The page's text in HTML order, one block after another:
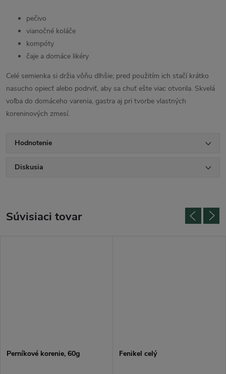
pečivo
vianočné koláče
kompóty
čaje a domáce likéry
Celé semienka si držia vôňu dlhšie; pred použitím ich stačí krátko
nasucho opiecť alebo podrviť, aby sa chuť ešte viac otvorila. Skvelá
voľba do domáceho varenia, gastra aj pri tvorbe vlastných
koreninových zmesí.
Hodnotenie
Diskusia
Súvisiaci tovar
Perníkové korenie, 60g Fenikel celý